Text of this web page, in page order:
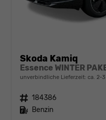
Skoda Kamiq
Essence WINTER
unverbindliche Lieferzeit: ca. 2-
Fahrzeugnr. 184386
Kraftstoff Benzin